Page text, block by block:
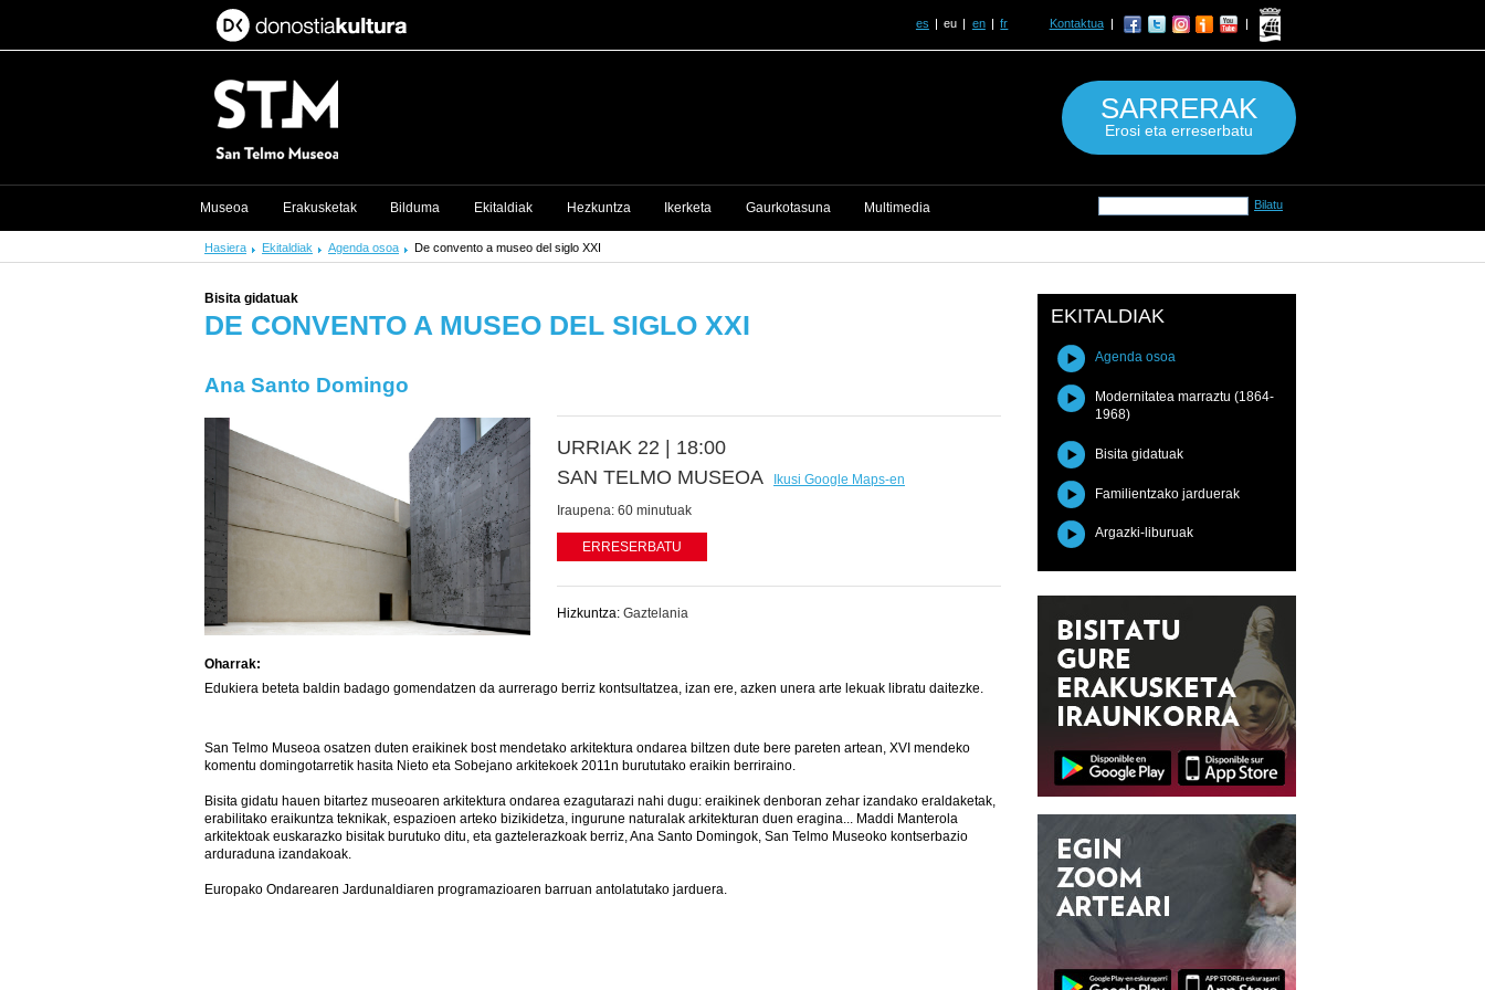
Hasiera Ekitaldiak Agenda osoa De convento a museo del siglo XXI
Bisita gidatuak
DE CONVENTO A MUSEO DEL SIGLO XXI
Ana Santo Domingo
URRIAK 22 | 18:00
SAN TELMO MUSEOA
Ikusi Google Maps-en
Iraupena: 60 minutuak
ERRESERBATU
Hizkuntza: Gaztelania
Oharrak:
Edukiera beteta baldin badago gomendatzen da aurrerago berriz kontsultatzea, izan ere, azken unera arte lekuak libratu daitezke.
San Telmo Museoa osatzen duten eraikinek bost mendetako arkitektura ondarea biltzen dute bere pareten artean, XVI mendeko
komentu domingotarretik hasita Nieto eta Sobejano arkitekoek 2011n burututako eraikin berriraino.
Bisita gidatu hauen bitartez museoaren arkitektura ondarea ezagutarazi nahi dugu: eraikinek denboran zehar izandako eraldaketak,
erabilitako eraikuntza teknikak, espazioen arteko bizikidetza, ingurune naturalak arkitekturan duen eragina... Maddi Manterola
arkitektoak euskarazko bisitak burutuko ditu, eta gaztelerazkoak berriz, Ana Santo Domingok, San Telmo Museoko kontserbazio
arduraduna izandakoak.
Europako Ondarearen Jardunaldiaren programazioaren barruan antolatutako jarduera.
EKITALDIAK
Agenda osoa
Modernitatea marraztu (1864-
1968)
Bisita gidatuak
Familientzako jarduerak
Argazki-liburuak
es eu en fr Kontaktua
SARRERAK
Erosi eta erreserbatu
Museoa Erakusketak Bilduma Ekitaldiak Hezkuntza Ikerketa Gaurkotasuna Multimedia